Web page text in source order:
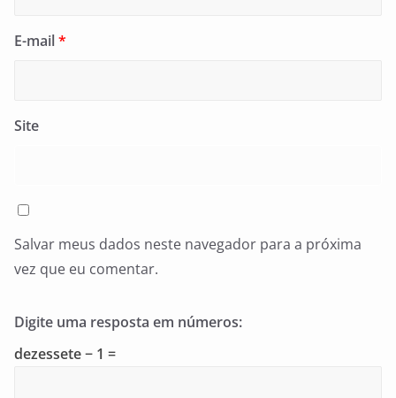
E-mail*
Site
Salvar meus dados neste navegador para a próxima
vez que eu comentar.
Digite uma resposta em números:
dezessete − 1 =